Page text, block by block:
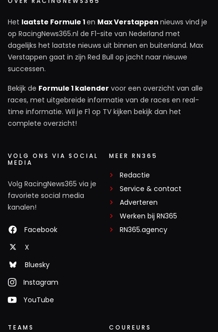
Het laatste Formule 1en Max Verstappen nieuws vind je
op RacingNews365.nl de F1-site van Nederland met
dagelijks het laatste nieuws uit binnen en buitenland. Max
Verstappen gaat in zijn Red Bull op jacht naar nieuwe
successen.
Bekijk de Formule 1 kalender voor een overzicht van alle
races, met uitgebreide informatie van de races en real-
time informatie. Wil je F1 op TV kijken bekijk dan het
complete overzicht!
VOLG ONS VIA SOCIAL
MEDIA
Volg RacingNews365 via je
favoriete social media
kanalen!
Facebook
X
Bluesky
Instagram
YouTube
MEER RN365
Redactie
Service & contact
Adverteren
Werken bij RN365
RN365.agency
TEAMS COUREURS